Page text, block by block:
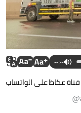
--:--
قناة عكاظ على الواتساب